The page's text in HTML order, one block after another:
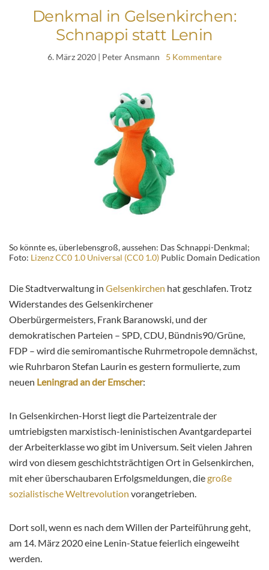
Denkmal in Gelsenkirchen:
Schnappi statt Lenin
6. März 2020 | Peter Ansmann 5 Kommentare
So könnte es, überlebensgroß, aussehen: Das Schnappi-Denkmal;
Foto: Lizenz CC0 1.0 Universal (CC0 1.0) Public Domain Dedication
Die Stadtverwaltung in Gelsenkirchen hat geschlafen. Trotz
Widerstandes des Gelsenkirchener
Oberbürgermeisters, Frank Baranowski, und der
demokratischen Parteien – SPD, CDU, Bündnis90/Grüne,
FDP – wird die semiromantische Ruhrmetropole demnächst,
wie Ruhrbaron Stefan Laurin es gestern formulierte, zum
neuen Leningrad an der Emscher:
In Gelsenkirchen-Horst liegt die Parteizentrale der
umtriebigsten marxistisch-leninistischen Avantgardepartei
der Arbeiterklasse wo gibt im Universum. Seit vielen Jahren
wird von diesem geschichtsträchtigen Ort in Gelsenkirchen,
mit eher überschaubaren Erfolgsmeldungen, diegroße
sozialistische Weltrevolution vorangetrieben.
Dort soll, wenn es nach dem Willen der Parteiführung geht,
am 14. März 2020 eine Lenin-Statue feierlich eingeweiht
werden.